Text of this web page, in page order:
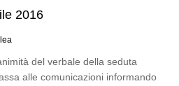
2016
del verbale della seduta
alle comunicazioni informando